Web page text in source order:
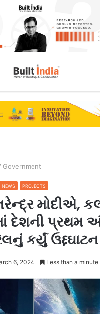
/ Government
NEWS PROJECTS
મોદીએ,
દેશની પ્રથમ
કર્યું ઉદ્દઘાટન
6, 2024 Less than a minute